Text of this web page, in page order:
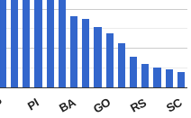
PI BA GO RS SC